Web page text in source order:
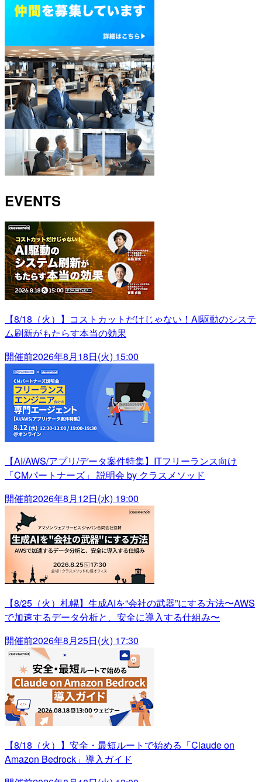
EVENTS
【8/18（火）】コストカットだけじゃない！AI駆動のシステ
ム刷新がもたらす本当の効果
開催前2026年8月18日(火) 15:00
【AI/AWS/アプリ/データ案件特集】ITフリーランス向け
「CMパートナーズ」 説明会 by クラスメソッド
開催前2026年8月12日(水) 19:00
【8/25（火）札幌】生成AIを“会社の武器”にする方法〜AWS
で加速するデータ分析と、安全に導入する仕組み〜
開催前2026年8月25日(火) 17:30
【8/18（火）】安全・最短ルートで始める「Claude on
Amazon Bedrock」導入ガイド